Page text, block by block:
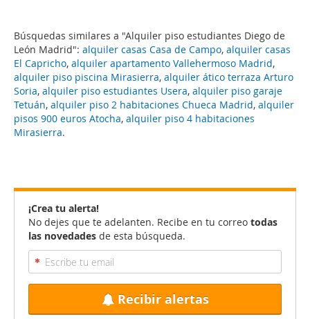
Búsquedas similares a "Alquiler piso estudiantes Diego de
León Madrid": alquiler casas Casa de Campo, alquiler casas
El Capricho, alquiler apartamento Vallehermoso Madrid,
alquiler piso piscina Mirasierra, alquiler ático terraza Arturo
Soria, alquiler piso estudiantes Usera, alquiler piso garaje
Tetuán, alquiler piso 2 habitaciones Chueca Madrid, alquiler
pisos 900 euros Atocha, alquiler piso 4 habitaciones
Mirasierra.
¡Crea tu alerta!
No dejes que te adelanten. Recibe en tu correo todas
las novedades de esta búsqueda.
Recibir alertas